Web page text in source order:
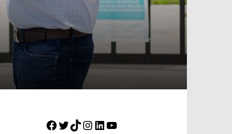
Facebook
Twitter
TikTok
Instagram
LinkedIn
YouTube